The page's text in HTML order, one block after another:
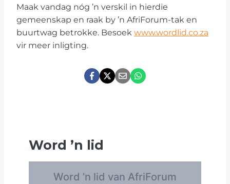
Maak vandag nóg ’n verskil in hierdie
gemeenskap en raak by ’n AfriForum-tak en
buurtwag betrokke. Besoek www.wordlid.co.za
vir meer inligting.
Word ’n lid